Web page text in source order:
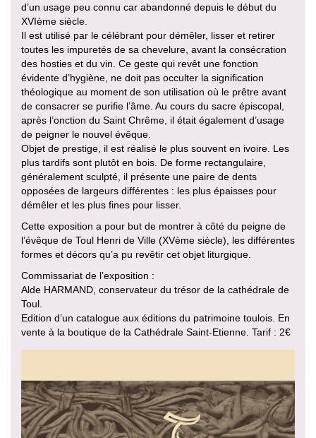
d’un usage peu connu car abandonné depuis le début du
XVIème siècle.
Il est utilisé par le célébrant pour démêler, lisser et retirer
toutes les impuretés de sa chevelure, avant la consécration
des hosties et du vin. Ce geste qui revêt une fonction
évidente d’hygiène, ne doit pas occulter la signification
théologique au moment de son utilisation où le prêtre avant
de consacrer se purifie l’âme. Au cours du sacre épiscopal,
après l’onction du Saint Chrême, il était également d’usage
de peigner le nouvel évêque.
Objet de prestige, il est réalisé le plus souvent en ivoire. Les
plus tardifs sont plutôt en bois. De forme rectangulaire,
généralement sculpté, il présente une paire de dents
opposées de largeurs différentes : les plus épaisses pour
démêler et les plus fines pour lisser.
Cette exposition a pour but de montrer à côté du peigne de
l’évêque de Toul Henri de Ville (XVème siècle), les différentes
formes et décors qu’a pu revêtir cet objet liturgique.
Commissariat de l’exposition :
Alde HARMAND, conservateur du trésor de la cathédrale de
Toul.
Edition d’un catalogue aux éditions du patrimoine toulois. En
vente à la boutique de la Cathédrale Saint-Etienne. Tarif : 2€